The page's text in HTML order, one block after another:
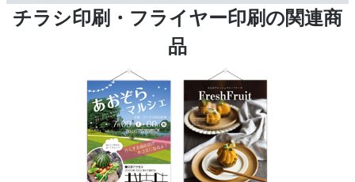
色上質紙(コスモス) 上質紙をベースに着色した紙です。
上質紙をベースに着色した紙です。
チラシ印刷・フライヤー印刷の関連商
品